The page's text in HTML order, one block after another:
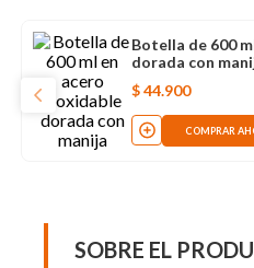
Botella de 600
dorada con
$44.900
COMPRAR
SOBRE EL